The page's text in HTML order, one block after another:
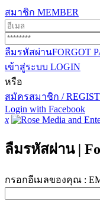
สมาชิก MEMBER
ลืมรหัสผ่านFORGOT
เข้าสู่ระบบ LOGIN
หรือ
สมัครสมาชิก /
Login with Facebook
x
ลืมรหัสผ่าน |
กรอกอีเมลของคุณ :